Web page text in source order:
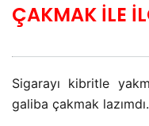
ÇAKMAK İLE
Sigarayı kibritle
galiba çakmak lazımdı.